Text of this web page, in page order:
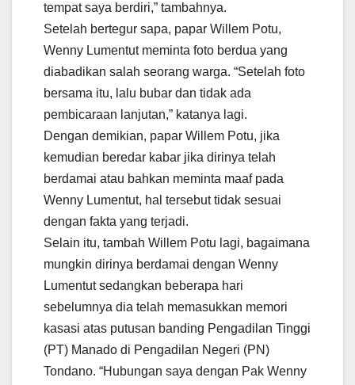
tempat saya berdiri,” tambahnya.
Setelah bertegur sapa, papar Willem Potu,
Wenny Lumentut meminta foto berdua yang
diabadikan salah seorang warga. “Setelah foto
bersama itu, lalu bubar dan tidak ada
pembicaraan lanjutan,” katanya lagi.
Dengan demikian, papar Willem Potu, jika
kemudian beredar kabar jika dirinya telah
berdamai atau bahkan meminta maaf pada
Wenny Lumentut, hal tersebut tidak sesuai
dengan fakta yang terjadi.
Selain itu, tambah Willem Potu lagi, bagaimana
mungkin dirinya berdamai dengan Wenny
Lumentut sedangkan beberapa hari
sebelumnya dia telah memasukkan memori
kasasi atas putusan banding Pengadilan Tinggi
(PT) Manado di Pengadilan Negeri (PN)
Tondano. “Hubungan saya dengan Pak Wenny